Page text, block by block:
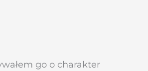
go o charakter